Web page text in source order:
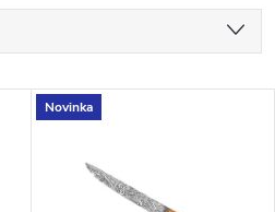
Novinka